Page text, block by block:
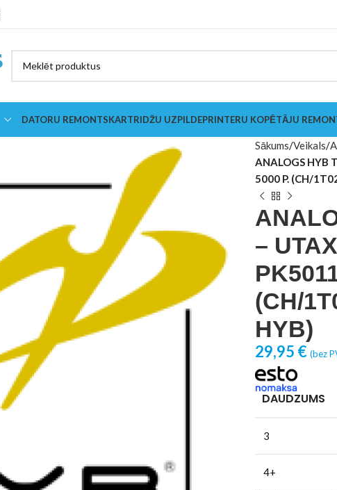
DATORU REMONTSKARTRIDŽU UZPILDEPRINTERU KOPĒTĀJU
Sākums Veikals
ANALOGS HYB
5000 P. (CH/
–
(CH/
HYB)
29,95 € (bez
DAUDZUMS
3
4+